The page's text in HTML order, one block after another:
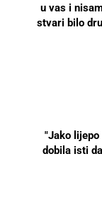
u vas i
stvari bilo
"Jako
dobila isti